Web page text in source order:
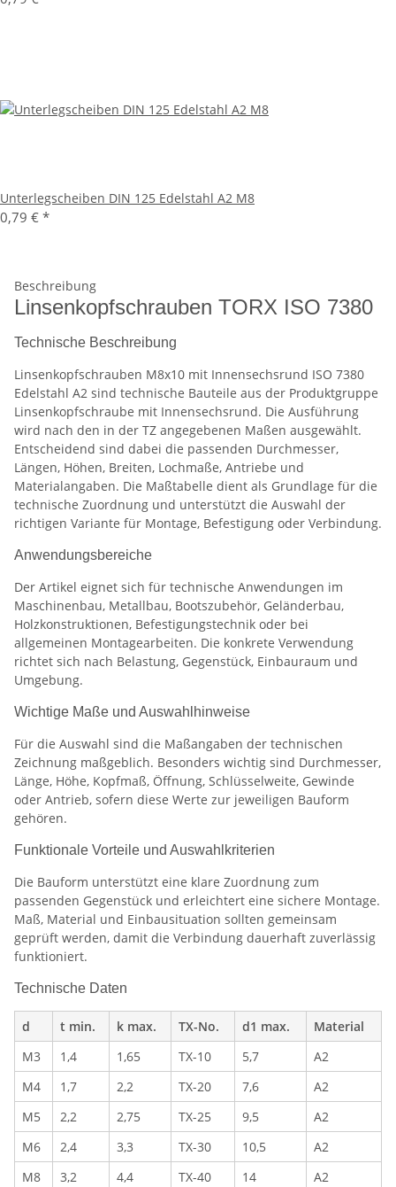
Unterlegscheiben DIN 125 Edelstahl A2 M8
0,79 € *
Beschreibung
Linsenkopfschrauben TORX ISO 7380
Technische Beschreibung
Linsenkopfschrauben M8x10 mit Innensechsrund ISO 7380
Edelstahl A2 sind technische Bauteile aus der Produktgruppe
Linsenkopfschraube mit Innensechsrund. Die Ausführung
wird nach den in der TZ angegebenen Maßen ausgewählt.
Entscheidend sind dabei die passenden Durchmesser,
Längen, Höhen, Breiten, Lochmaße, Antriebe und
Materialangaben. Die Maßtabelle dient als Grundlage für die
technische Zuordnung und unterstützt die Auswahl der
richtigen Variante für Montage, Befestigung oder Verbindung.
Anwendungsbereiche
Der Artikel eignet sich für technische Anwendungen im
Maschinenbau, Metallbau, Bootszubehör, Geländerbau,
Holzkonstruktionen, Befestigungstechnik oder bei
allgemeinen Montagearbeiten. Die konkrete Verwendung
richtet sich nach Belastung, Gegenstück, Einbauraum und
Umgebung.
Wichtige Maße und Auswahlhinweise
Für die Auswahl sind die Maßangaben der technischen
Zeichnung maßgeblich. Besonders wichtig sind Durchmesser,
Länge, Höhe, Kopfmaß, Öffnung, Schlüsselweite, Gewinde
oder Antrieb, sofern diese Werte zur jeweiligen Bauform
gehören.
Funktionale Vorteile und Auswahlkriterien
Die Bauform unterstützt eine klare Zuordnung zum
passenden Gegenstück und erleichtert eine sichere Montage.
Maß, Material und Einbausituation sollten gemeinsam
geprüft werden, damit die Verbindung dauerhaft zuverlässig
funktioniert.
Technische Daten
d t min. k max. TX-No. d1 max.
Material
M3
1,4 1,65 TX-10 5,7
A2
M4
1,7 2,2 TX-20 7,6
A2
M5
2,2 2,75 TX-25 9,5
A2
M6
2,4 3,3 TX-30 10,5
A2
M8
3,2 4,4 TX-40 14 A2